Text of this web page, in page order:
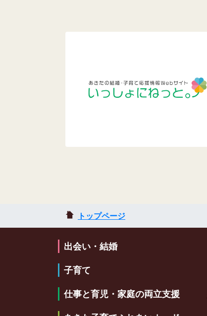
トップページ
出会い・結婚
子育て
仕事と育児・家庭の両立支援